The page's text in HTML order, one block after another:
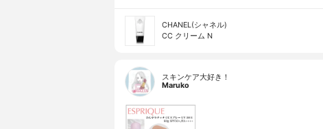
CHANEL(シャネル)
CC クリーム N
スキンケア大好き！
Maruko